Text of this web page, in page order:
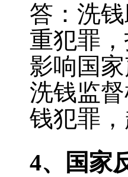
答：洗
重犯罪
影响国
洗钱监
钱犯罪
4、国家